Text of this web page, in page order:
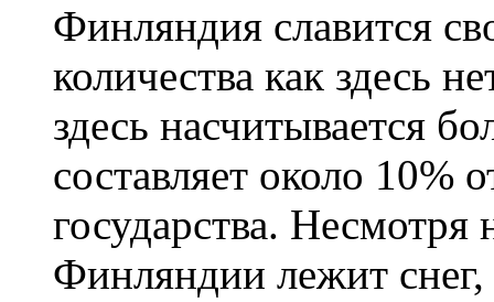
Финляндия славится
количества как здесь
здесь насчитывается
составляет около 10%
государства. Несмотря
Финляндии лежит